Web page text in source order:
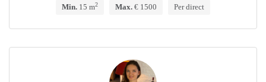
Min. 15 m2 Max. € 1500 Per direct